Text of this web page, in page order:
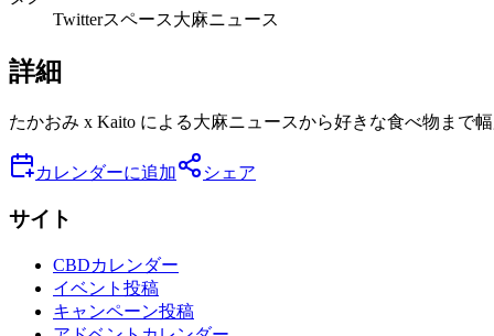
Twitterスペース大麻ニュース
詳細
たかおみ x Kaito による大麻ニュースから好きな食べ物まで幅
カレンダーに追加 シェア
サイト
CBDカレンダー
イベント投稿
キャンペーン投稿